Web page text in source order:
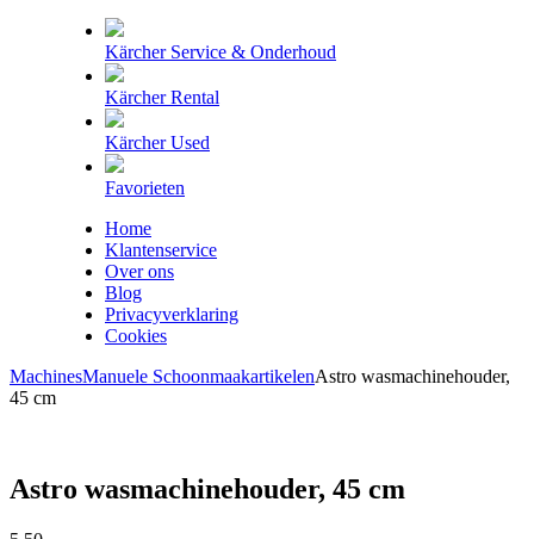
Kärcher Service & Onderhoud
Kärcher Rental
Kärcher Used
Favorieten
Home
Klantenservice
Over ons
Blog
Privacyverklaring
Cookies
MachinesManuele SchoonmaakartikelenAstro wasmachinehouder,
45 cm
Astro wasmachinehouder, 45 cm